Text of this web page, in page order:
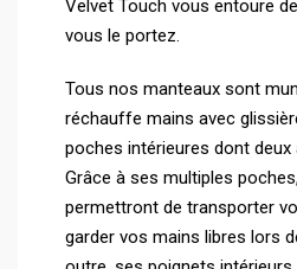
Velvet Touch vous entoure
vous le portez.
Tous nos manteaux sont
réchauffe mains avec
poches intérieures dont deux
Grâce à ses multiples
permettront de transporter
garder vos mains libres lors